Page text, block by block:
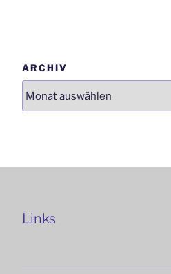
ARCHIV
Links